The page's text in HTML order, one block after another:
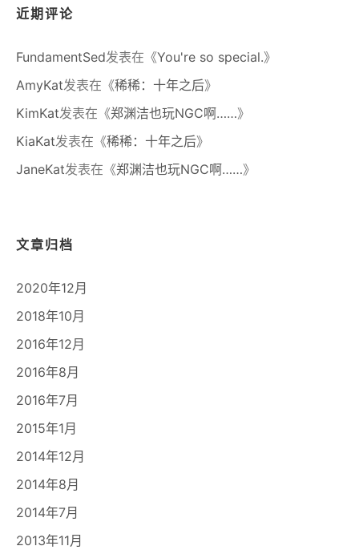
近期评论
FundamentSed发表在《You're so special.》
AmyKat发表在《稀稀：十年之后》
KimKat发表在《郑渊洁也玩NGC啊……》
KiaKat发表在《稀稀：十年之后》
JaneKat发表在《郑渊洁也玩NGC啊……》
文章归档
2020年12月
2018年10月
2016年12月
2016年8月
2016年7月
2015年1月
2014年12月
2014年8月
2014年7月
2013年11月